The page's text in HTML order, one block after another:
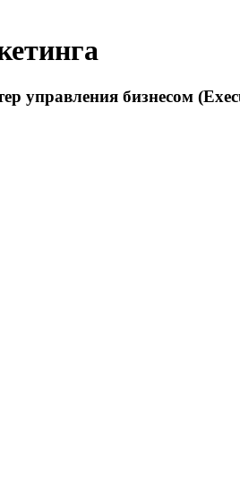
управления бизнесом